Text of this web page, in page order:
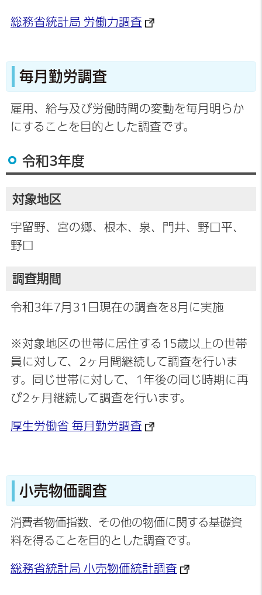
総務省統計局 労働力調査
毎月勤労調査
雇用、給与及び労働時間の変動を毎月明らか
にすることを目的とした調査です。
令和3年度
対象地区
宇留野、宮の郷、根本、泉、門井、野口平、
野口
調査期間
令和3年7月31日現在の調査を8月に実施
※対象地区の世帯に居住する15歳以上の世帯
員に対して、2ヶ月間継続して調査を行いま
す。同じ世帯に対して、1年後の同じ時期に再
び2ヶ月継続して調査を行います。
厚生労働省 毎月勤労調査
小売物価調査
消費者物価指数、 その他の物価に関する基礎資
料を得ることを目的とした調査です。
総務省統計局 小売物価統計調査